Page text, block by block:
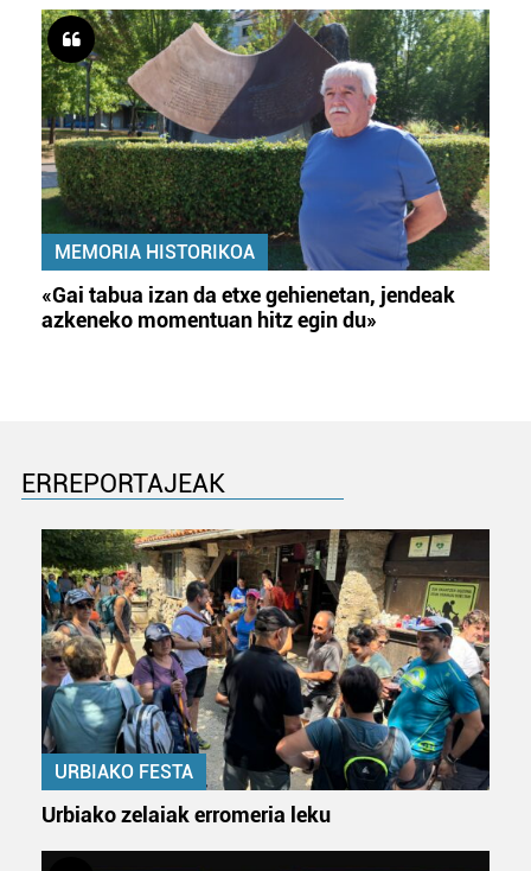
MEMORIA HISTORIKOA
«Gai tabua izan da etxe gehienetan, jendeak
azkeneko momentuan hitz egin du»
ERREPORTAJEAK
URBIAKO FESTA
Urbiako zelaiak erromeria leku